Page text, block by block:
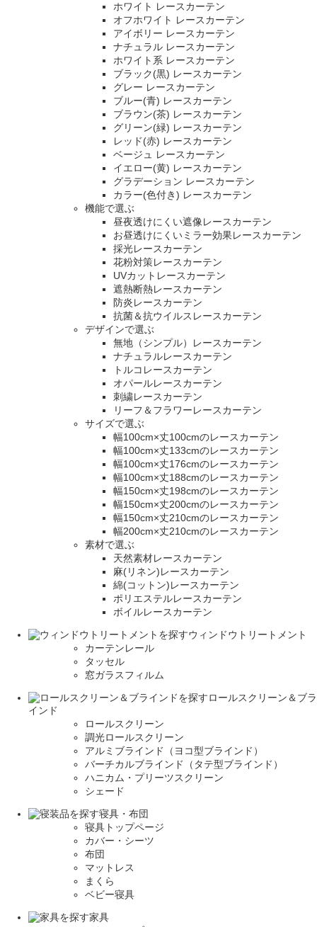
ホワイト レースカーテン
オフホワイト レースカーテン
アイボリー レースカーテン
ナチュラル レースカーテン
ホワイト系 レースカーテン
ブラック(黒) レースカーテン
グレー レースカーテン
ブルー(青) レースカーテン
ブラウン(茶) レースカーテン
グリーン(緑) レースカーテン
レッド(赤) レースカーテン
ベージュ レースカーテン
イエロー(黄) レースカーテン
グラデーション レースカーテン
カラー(色付き) レースカーテン
機能で選ぶ
昼夜透けにくい遮像レースカーテン
お昼透けにくいミラー効果レースカーテン
採光レースカーテン
花粉対策レースカーテン
UVカットレースカーテン
遮熱断熱レースカーテン
防炎レースカーテン
抗菌＆抗ウイルスレースカーテン
デザインで選ぶ
無地（シンプル）レースカーテン
ナチュラルレースカーテン
トルコレースカーテン
オパールレースカーテン
刺繍レースカーテン
リーフ＆フラワーレースカーテン
サイズで選ぶ
幅100cm×丈100cmのレースカーテン
幅100cm×丈133cmのレースカーテン
幅100cm×丈176cmのレースカーテン
幅100cm×丈188cmのレースカーテン
幅150cm×丈198cmのレースカーテン
幅150cm×丈200cmのレースカーテン
幅150cm×丈210cmのレースカーテン
幅200cm×丈210cmのレースカーテン
素材で選ぶ
天然素材レースカーテン
麻(リネン)レースカーテン
綿(コットン)レースカーテン
ポリエステルレースカーテン
ボイルレースカーテン
ウィンドウトリートメント
カーテンレール
タッセル
窓ガラスフィルム
ロールスクリーン＆ブラ
インド
ロールスクリーン
調光ロールスクリーン
アルミブラインド（ヨコ型ブラインド）
バーチカルブラインド（タテ型ブラインド）
ハニカム・プリーツスクリーン
シェード
寝具・布団
寝具トップページ
カバー・シーツ
布団
マットレス
まくら
ベビー寝具
家具